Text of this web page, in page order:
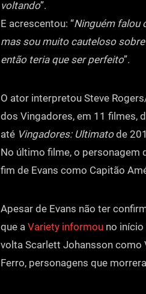
voltando”.
E acrescentou: “Ninguém falou
mas sou muito cauteloso
então teria que ser perfeito”.
O ator interpretou Steve
dos Vingadores, em 11 filmes,
até Vingadores: Ultimatode
No último filme, o personagem
fim de Evans como Capitão
Apesar de Evans não ter
que a Variety informou no
volta Scarlett Johansson como
Ferro, personagens que